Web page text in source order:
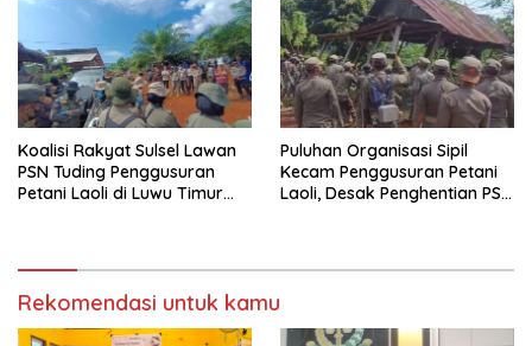
Koalisi Rakyat Sulsel Lawan
PSN Tuding Penggusuran
Petani Laoli di Luwu Timur
Puluhan Organisasi Sipil
Kecam Penggusuran Petani
Laoli, Desak Penghentian PSN
Rekomendasi untuk kamu